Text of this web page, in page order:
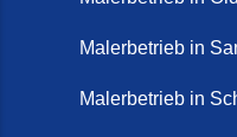
Malerbetrieb in
Malerbetrieb in